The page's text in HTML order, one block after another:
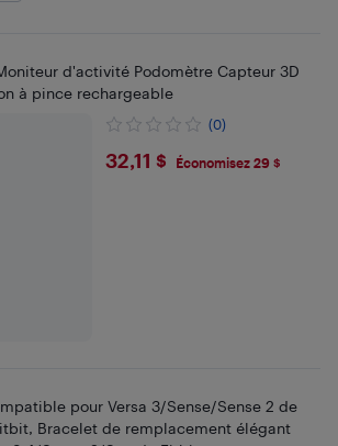
d'activité Podomètre Capteur 3D
à pince rechargeable
(0)
$32.11
32,11 $ Économisez 29 $
pour Versa 3/Sense/Sense 2 de
Bracelet de remplacement élégant